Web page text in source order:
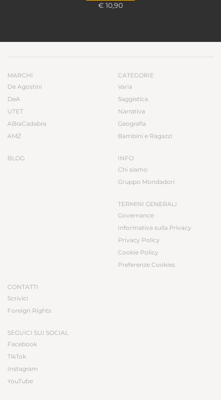
€ 10,90
MARCHI
De Agostini
DeA
UTET
ABraCadabra
AMZ
BLOG
CATEGORIE
Varia
Saggistica
Narrativa
Geografia
Bambini e Ragazzi
INFO
Chi siamo
Gruppo Mondadori
TERMINI GENERALI
Governance
Informativa sulla Privacy
Privacy Policy
Cookie Policy
Preferenze Cookies
CONTATTI
Scrivici
Foreign Rights
SEGUICI SUI SOCIAL
Facebook
TikTok
Instagram
YouTube